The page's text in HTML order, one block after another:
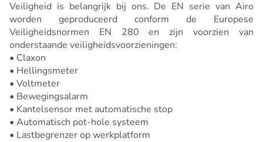
Veiligheid is belangrijk bij ons. De EN serie van Airo
worden geproduceerd conform de Europese
Veiligheidsnormen EN 280 en zijn voorzien van
onderstaande veiligheidsvoorzieningen:
• Claxon
• Hellingsmeter
• Voltmeter
• Bewegingsalarm
• Kantelsensor met automatische stop
• Automatisch pot-hole systeem
• Lastbegrenzer op werkplatform